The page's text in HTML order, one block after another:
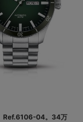
Ref.6106-04。34万